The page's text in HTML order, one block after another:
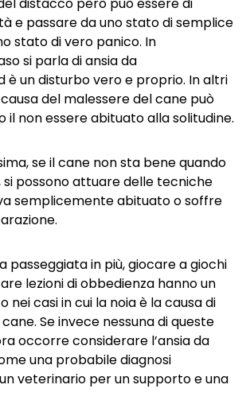
e passare da uno stato di semplice
stato di vero panico. In
si parla di ansia da
è un disturbo vero e proprio. In altri
del malessere del cane può
il non essere abituato alla solitudine.
se il cane non sta bene quando
si possono attuare delle tecniche
semplicemente abituato o soffre
passeggiata in più, giocare a giochi
lezioni di obbedienza hanno un
nei casi in cui la noia è la causa di
Se invece nessuna di queste
occorre considerare l’ansia da
una probabile diagnosi
veterinario per un supporto e una